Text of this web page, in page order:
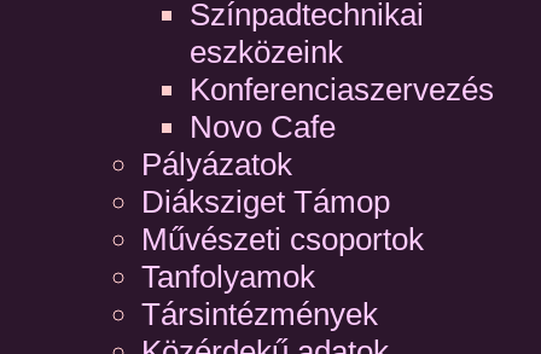
Színpadtechnikai
eszközeink
Konferenciaszervezés
Novo Cafe
Pályázatok
Diáksziget Támop
Művészeti csoportok
Tanfolyamok
Társintézmények